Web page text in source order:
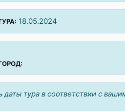
18.05.2024
тура в соответствии с